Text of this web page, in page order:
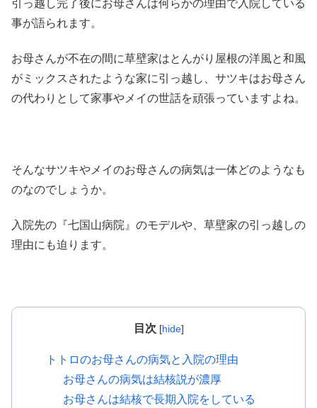
引っ越し完了後にお母さんは何らかの理由で入院している
事が語られます。
お母さんが不在の間に草壁家はとんがり屋根の洋風と和風
がミックスされたような家に引っ越し、サツキはお母さん
の代わりとして家事やメイの世話を頑張っていますよね。
そんなサツキやメイのお母さんの病気は一体どのようなも
のなのでしょうか。
入院先の『七国山病院』のモデルや、草壁家の引っ越しの
理由にも迫ります。
目次 [hide]
トトロのお母さんの病気と入院の理由
お母さんの病気は結核説が濃厚
お母さんは結核で長期入院をしている